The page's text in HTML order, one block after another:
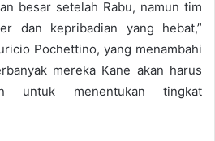
besar setelah Rabu, namun tim
dan kepribadian yang hebat,”
Pochettino, yang menambahi
mereka Kane akan harus
untuk menentukan tingkat